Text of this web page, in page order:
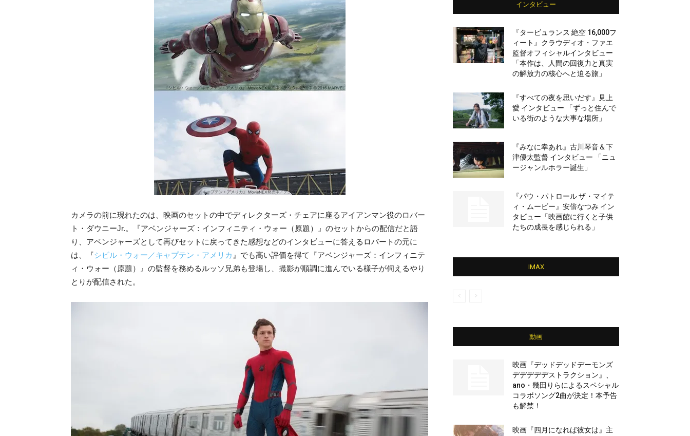
カメラの前に現れたのは、映画のセットの中でディレクターズ・チェアに座るアイアンマン役のロバー
ト・ダウニーJr.。『アベンジャーズ： インフィニティ・ウォー（原題）』のセットからの配信だと語
り、アベンジャーズとして再びセットに戻ってきた感想などのインタビューに答えるロバートの元に
は、『シビル・ウォー／キャプテン・アメリカ 』でも高い評価を得て『アベンジャーズ：インフィニテ
ィ・ウォー（原題）』 の監督を務めるルッソ兄弟も登場し、撮影が順調に進んでいる様子が伺えるやり
とりが配信された。
インタビュー
『タービュランス 絶空 16,000フ
ィート』クラウディオ・ファエ
監督オフィシャルインタビュー
「本作は、人間の回復力と真実
の解放力の核心へと迫る旅」
『すべての夜を思いだす』見上
愛 インタビュー 「ずっと住んで
いる街のような大事な場所」
『みなに幸あれ』古川琴音＆下
津優太監督 インタビュー 「ニュ
ージャンルホラー誕生」
『パウ・パトロール ザ・マイテ
ィ・ムービー』安倍なつみ イン
タビュー「映画館に行くと子供
たちの成長を感じられる」
IMAX
動画
映画『デッドデッドデーモンズ
デデデデデストラクション』、
ano・幾田りらによるスペシャル
コラボソング2曲が決定！本予告
も解禁！
映画『四月になれば彼女は』主